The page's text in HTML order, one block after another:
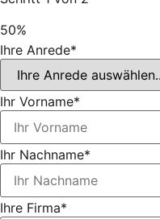
50%
Ihre Anrede*
Ihr Vorname*
Ihr Nachname*
Ihre Firma*